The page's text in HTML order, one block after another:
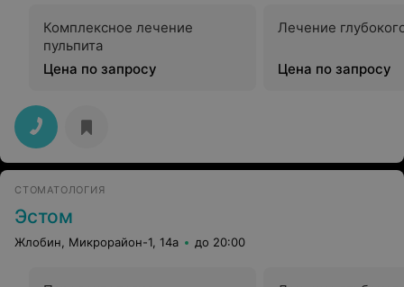
Комплексное лечение
пульпита
Цена по запросу
Лечение
Цена по запросу
СТОМАТОЛОГИЯ
Эстом
Жлобин, Микрорайон-1, 14а до 20:00